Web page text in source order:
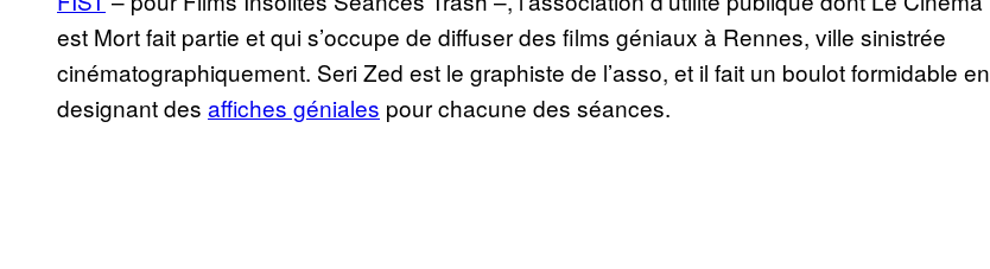
est Mort fait partie et qui s’occupe de diffuser des films géniaux à Rennes, ville sinistrée
cinématographiquement. Seri Zed est le graphiste de l’asso, et il fait un boulot formidable en
designant des affiches géniales pour chacune des séances.